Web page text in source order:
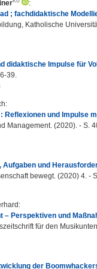
:
; fachdidaktische
Katholische
didaktische Impulse für
39.
:
Reflexionen und Impulse
Management. (2020). - S.
und
bewegt. (2020) 4. -
:
Perspektiven und
für den
der